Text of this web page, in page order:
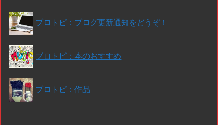
ブロトピ：ブログ更新通知をどうぞ！
ブロトピ：本のおすすめ
ブロトピ：作品